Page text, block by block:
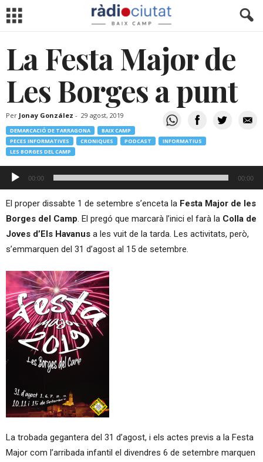
La Festa Major de
Les Borges a punt
Per Jonay González - 29 agost, 2019
DEMARCACIÓ DE TARRAGONA
BAIX CAMP
PECES INFORMATIVES
CRONIQUES PODCAST
INFORMATIUS
LES BORGES DEL CAMP
Reproductor
d'àudio
00:00 00:00
El proper dissabte 1 de setembre s’enceta la Festa Major de les
Borges del Camp. El pregó que marcarà l’inici el farà la Colla de
Joves d’Els Havanus a les vuit de la tarda. Les activitats, però,
s’emmarquen del 31 d’agost al 15 de setembre.
La trobada gegantera del 31 d’agost, i els actes previs a la Festa
Major com l’arribada infantil el divendres 6 de setembre marquen